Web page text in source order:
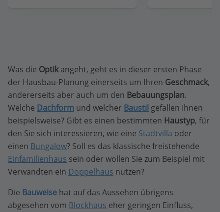
Was die Optikangeht, geht es in dieser ersten Phase
der Hausbau-Planung einerseits um Ihren Geschmack,
andererseits aber auch um den Bebauungsplan.
Welche Dachform und welcher Baustil gefallen Ihnen
beispielsweise? Gibt es einen bestimmten Haustyp, für
den Sie sich interessieren, wie eine Stadtvilla oder
einen Bungalow? Soll es das klassische freistehende
Einfamilienhaus sein oder wollen Sie zum Beispiel mit
Verwandten ein Doppelhaus nutzen?
Die Bauweise hat auf das Aussehen übrigens
abgesehen vom Blockhaus eher geringen Einfluss,